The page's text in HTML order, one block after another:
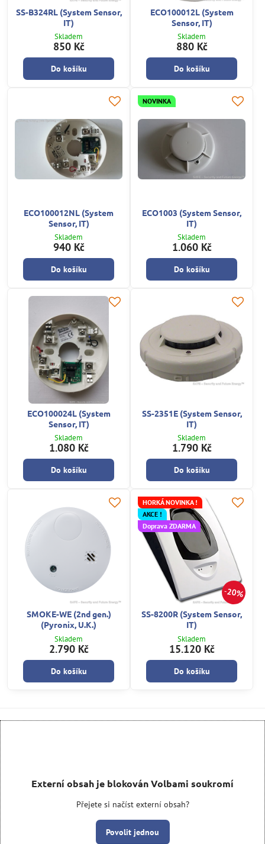
SS-B324RL (System Sensor,
IT)
Skladem
850 Kč
Do košíku
ECO100012L (System
Sensor, IT)
Skladem
880 Kč
Do košíku
ECO100012NL (System
Sensor, IT)
Skladem
940 Kč
Do košíku
NOVINKA
ECO1003 (System Sensor,
IT)
Skladem
1.060 Kč
Do košíku
ECO100024L (System
Sensor, IT)
Skladem
1.080 Kč
Do košíku
SS-2351E (System Sensor,
IT)
Skladem
1.790 Kč
Do košíku
SMOKE-WE (2nd gen.)
(Pyronix, U.K.)
Skladem
2.790 Kč
Do košíku
20%
HORKÁ NOVINKA !
AKCE !
Doprava ZDARMA
SS-8200R (System Sensor,
IT)
Skladem
15.120 Kč
Do košíku
Externí obsah je blokován Volbami soukromí
Přejete si načíst externí obsah?
Povolit jednou